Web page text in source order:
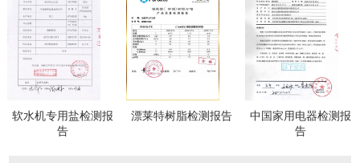
软水机专用盐检测报
告
漂莱特树脂检测报告
中国家用电器检测报
告